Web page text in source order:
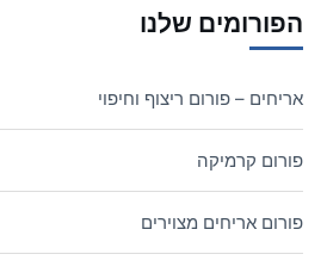
הפורומים שלנו
אריחים – פורום ריצוף וחיפוי
פורום קרמיקה
פורום אריחים מצוירים